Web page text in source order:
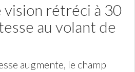
vision rétréci à 30
au volant de
augmente, le champ